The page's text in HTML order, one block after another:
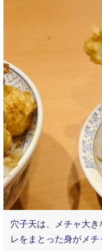
穴子天は、メチャ大
レをまとった身がメチ